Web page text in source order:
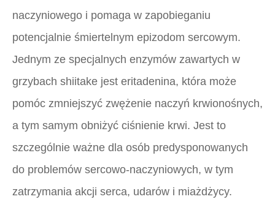
naczyniowego i pomaga w zapobieganiu
potencjalnie śmiertelnym epizodom sercowym.
Jednym ze specjalnych enzymów zawartych w
grzybach shiitake jest eritadenina, która może
pomóc zmniejszyć zwężenie naczyń krwionośnych,
a tym samym obniżyć ciśnienie krwi. Jest to
szczególnie ważne dla osób predysponowanych
do problemów sercowo-naczyniowych, w tym
zatrzymania akcji serca, udarów i miażdżycy.